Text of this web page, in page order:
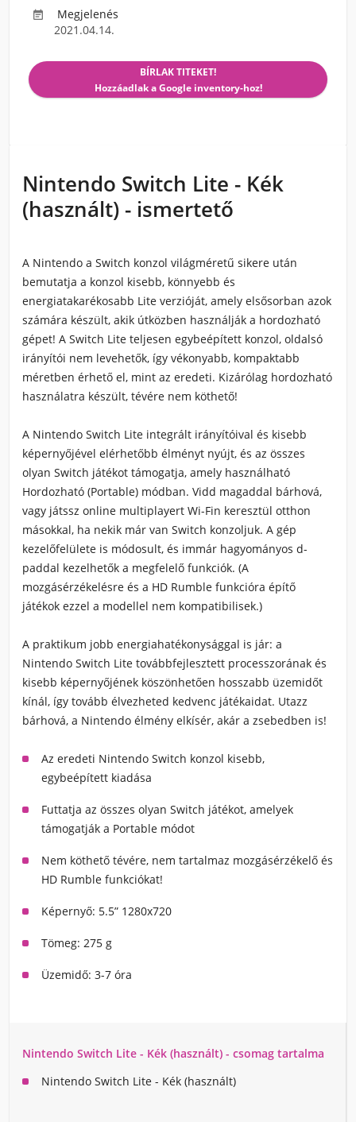

Megjelenés
2021.04.14.
BÍRLAK TITEKET!
Hozzáadlak a Google inventory-hoz!
Nintendo Switch Lite - Kék
(használt) - ismertető
A Nintendo a Switch konzol világméretű sikere után
bemutatja a konzol kisebb, könnyebb és
energiatakarékosabb Lite verzióját, amely elsősorban azok
számára készült, akik útközben használják a hordozható
gépet! A Switch Lite teljesen egybeépített konzol, oldalsó
irányítói nem levehetők, így vékonyabb, kompaktabb
méretben érhető el, mint az eredeti. Kizárólag hordozható
használatra készült, tévére nem köthető!
A Nintendo Switch Lite integrált irányítóival és kisebb
képernyőjével elérhetőbb élményt nyújt, és az összes
olyan Switch játékot támogatja, amely használható
Hordozható (Portable) módban. Vidd magaddal bárhová,
vagy játssz online multiplayert Wi-Fin keresztül otthon
másokkal, ha nekik már van Switch konzoljuk. A gép
kezelőfelülete is módosult, és immár hagyományos d-
paddal kezelhetők a megfelelő funkciók. (A
mozgásérzékelésre és a HD Rumble funkcióra építő
játékok ezzel a modellel nem kompatibilisek.)
A praktikum jobb energiahatékonysággal is jár: a
Nintendo Switch Lite továbbfejlesztett processzorának és
kisebb képernyőjének köszönhetően hosszabb üzemidőt
kínál, így tovább élvezheted kedvenc játékaidat. Utazz
bárhová, a Nintendo élmény elkísér, akár a zsebedben is!
Az eredeti Nintendo Switch konzol kisebb,
egybeépített kiadása
Futtatja az összes olyan Switch játékot, amelyek
támogatják a Portable módot
Nem köthető tévére, nem tartalmaz mozgásérzékelő és
HD Rumble funkciókat!
Képernyő: 5.5” 1280x720
Tömeg: 275 g
Üzemidő: 3-7 óra
Nintendo Switch Lite - Kék (használt) - csomag tartalma
Nintendo Switch Lite - Kék (használt)